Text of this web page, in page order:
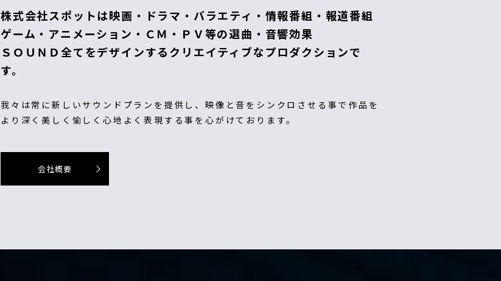
株式会社スポットは映画・ドラマ・バラエティ・情報番組・報道番組
ゲーム・アニメーション・ＣＭ・ＰＶ等の選曲・音響効果
ＳＯＵＮＤ全てをデザインするクリエイティブなプロダクションで
す。
我々は常に新しいサウンドプランを提供し、映像と音をシンクロさせる事で作品を
より深く美しく愉しく心地よく表現する事を心がけております。
会社概要